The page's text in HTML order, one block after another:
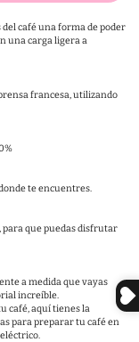
café una forma de poder
una carga ligera a
francesa, utilizando
te encuentres.
para que puedas disfrutar
a medida que vayas
increíble.
café, aquí tienes la
para preparar tu café en